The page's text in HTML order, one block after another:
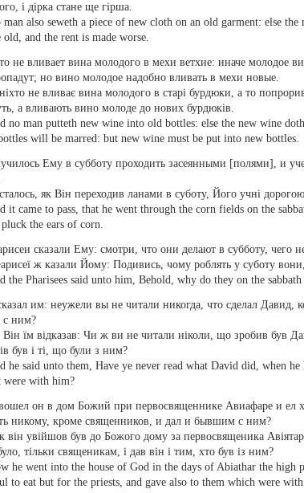
і дірка стане ще гірша.
also seweth a piece of new cloth on an old garment: else
and the rent is made worse.
не вливает вина молодого в мехи ветхие: иначе молодое
но вино молодое надобно вливать в мехи новые.
не вливає вина молодого в старі бурдюки, а то
а вливають вино молоде до нових бурдюків.
no man putteth new wine into old bottles: else the new wine
will be marred: but new wine must be put into new bottles.
Ему в субботу проходить засеянными [полями], и
як Він переходив ланами в суботу, Його учні
it came to pass, that he went through the corn fields on the
the ears of corn.
сказали Ему: смотри, что они делают в субботу, чего
ж казали Йому: Подивись, чому роблять у суботу вони,
the Pharisees said unto him, Behold, why do they on the
им: неужели вы не читали никогда, что сделал Давид,
ним?
їм відказав: Чи ж ви не читали ніколи, що зробив був
був і ті, що були з ним?
he said unto them, Have ye never read what David did, when he
were with him?
он в дом Божий при первосвященнике Авиафаре и ел
никому, кроме священников, и дал и бывшим с ним?
увійшов був до Божого дому за первосвященика
тільки священикам, і дав він і тим, хто був із ним?
he went into the house of God in the days of Abiathar the high
to eat but for the priests, and gave also to them which were